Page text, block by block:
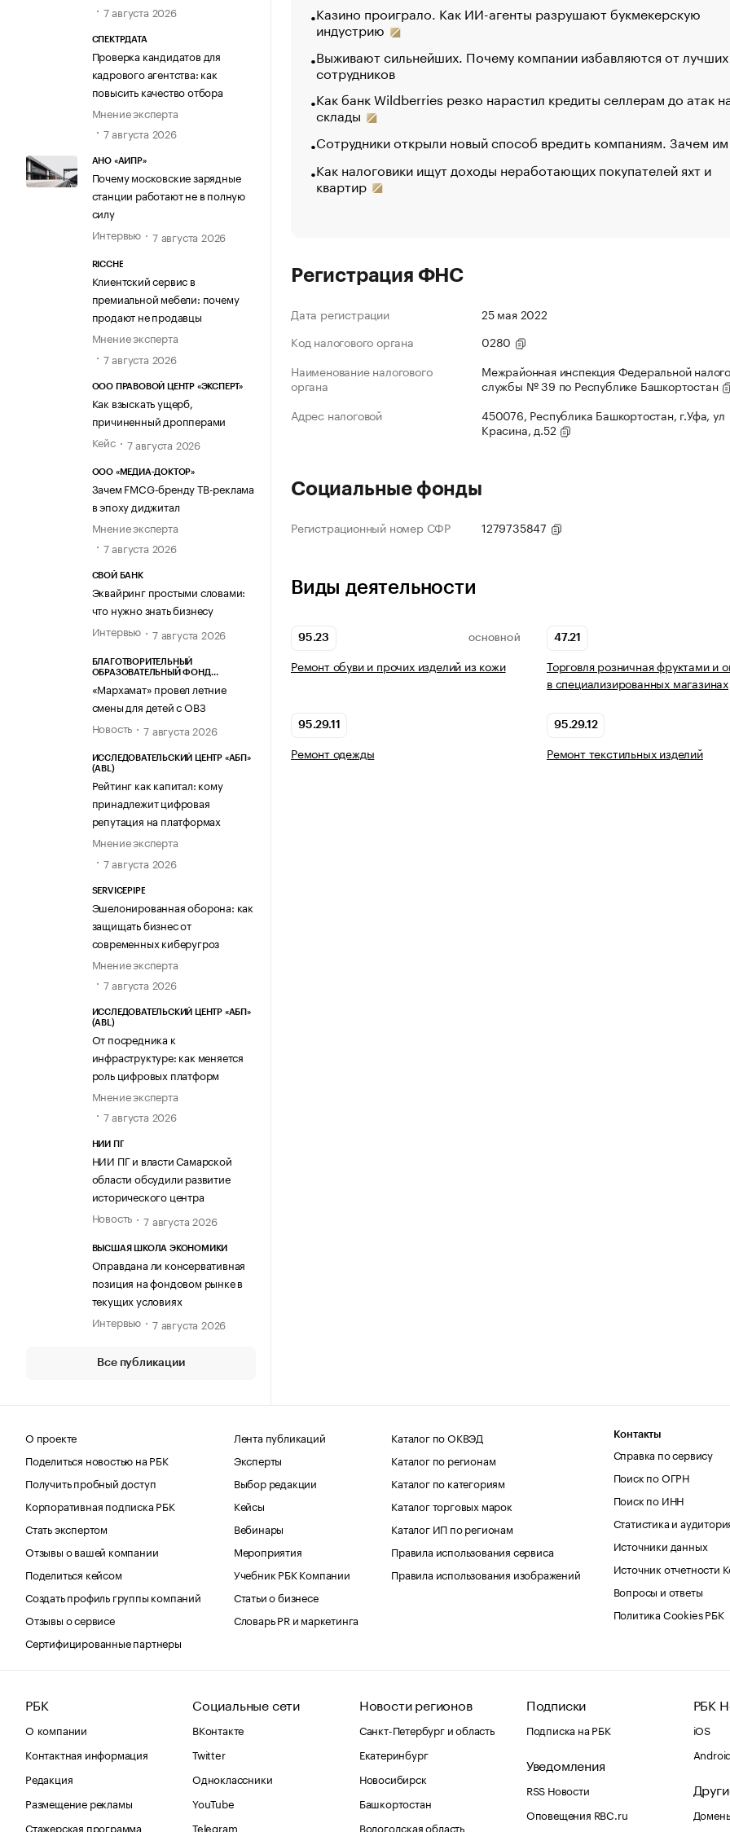
7 августа 2026
СПЕКТРДАТА
Проверка кандидатов для
кадрового агентства: как
повысить качество отбора
Мнение эксперта
7 августа 2026
АНО «АИПР»
Почему московские зарядные
станции работают не в полную
силу
Интервью
7 августа 2026
RICCHE
Клиентский сервис в
премиальной мебели: почему
продают не продавцы
Мнение эксперта
7 августа 2026
ООО ПРАВОВОЙ ЦЕНТР «ЭКСПЕРТ»
Как взыскать ущерб,
причиненный дропперами
Кейс
7 августа 2026
ООО «МЕДИА-ДОКТОР»
Зачем FMCG-бренду ТВ-реклама
в эпоху диджитал
Мнение эксперта
7 августа 2026
СВОЙ БАНК
Эквайринг простыми словами:
что нужно знать бизнесу
Интервью
7 августа 2026
БЛАГОТВОРИТЕЛЬНЫЙ
ОБРАЗОВАТЕЛЬНЫЙ ФОНД
«Мархамат» провел летние
смены для детей с ОВЗ
Новость
7 августа 2026
ИССЛЕДОВАТЕЛЬСКИЙ ЦЕНТР «АБП»
(ABL)
Рейтинг как капитал: кому
принадлежит цифровая
репутация на платформах
Мнение эксперта
7 августа 2026
SERVICEPIPE
Эшелонированная оборона: как
защищать бизнес от
современных киберугроз
Мнение эксперта
7 августа 2026
ИССЛЕДОВАТЕЛЬСКИЙ ЦЕНТР «АБП»
(ABL)
От посредника к
инфраструктуре: как меняется
роль цифровых платформ
Мнение эксперта
7 августа 2026
НИИ ПГ
НИИ ПГ и власти Самарской
области обсудили развитие
исторического центра
Новость
7 августа 2026
ВЫСШАЯ ШКОЛА ЭКОНОМИКИ
Оправдана ли консервативная
позиция на фондовом рынке в
текущих условиях
Интервью
7 августа 2026
Все публикации
Казино проиграло. Как ИИ-агенты разрушают букмекерскую
индустрию
Выживают сильнейших. Почему компании избавляются от лучших
сотрудников
Как банк Wildberries резко нарастил кредиты селлерам до атак
склады
Сотрудники открыли новый способ вредить компаниям. Зачем
Как налоговики ищут доходы неработающих покупателей яхт и
квартир
Регистрация ФНС
Дата регистрации
25 мая 2022
Код налогового органа
0280
Наименование налогового
органа
Межрайонная инспекция Федеральной
службы № 39 по Республике Башкортостан
Адрес налоговой
450076, Республика Башкортостан, г.Уфа, ул
Красина, д.52
Социальные фонды
Регистрационный номер СФР 1279735847
Виды деятельности
95.23 ОСНОВНОЙ
Ремонт обуви и прочих изделий из кожи
47.21
Торговля розничная фруктами и
в специализированных магазинах
95.29.11
Ремонт одежды
95.29.12
Ремонт текстильных изделий
О проекте
Поделиться новостью на РБК
Получить пробный доступ
Корпоративная подписка РБК
Стать экспертом
Отзывы о вашей компании
Поделиться кейсом
Создать профиль группы компаний
Отзывы о сервисе
Сертифицированные партнеры
Лента публикаций
Эксперты
Выбор редакции
Кейсы
Вебинары
Мероприятия
Учебник РБК Компании
Статьи о бизнесе
Словарь PR и маркетинга
Каталог по ОКВЭД
Каталог по регионам
Каталог по категориям
Каталог торговых марок
Каталог ИП по регионам
Правила использования сервиса
Правила использования изображений
Контакты
Справка по сервису
Поиск по ОГРН
Поиск по ИНН
Статистика и
Источники данных
Источник отчетности
Вопросы и ответы
Политика Cookies РБК
РБК
О компании
Контактная информация
Редакция
Размещение рекламы
Стажерская программа
Социальные сети
ВКонтакте
Twitter
Одноклассники
YouTube
Telegram
Новости регионов
Санкт-Петербург и область
Екатеринбург
Новосибирск
Башкортостан
Вологодская область
Подписки
Подписка на РБК
Уведомления
RSS Новости
Оповещения RBC.ru
РБК
iOS